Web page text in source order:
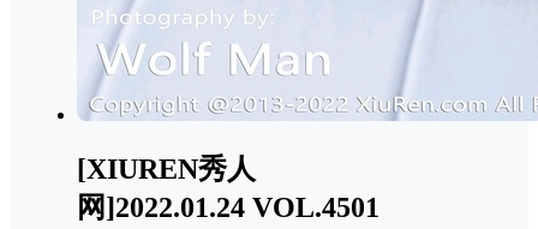
[XIUREN秀人
网]2022.01.24 VOL.4501